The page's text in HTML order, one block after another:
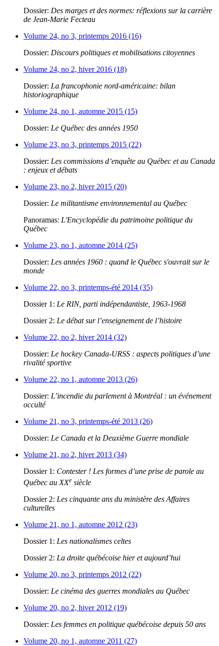
Dossier: Des marges et des normes: réflexions sur la carrière
de Jean-Marie Fecteau
Volume 24, no 3, printemps 2016 (16)
Dossier: Discours politiques et mobilisations citoyennes
Volume 24, no 2, hiver 2016 (18)
Dossier: La francophonie nord-américaine: bilan
historiographique
Volume 24, no 1, automne 2015 (15)
Dossier: Le Québec des années 1950
Volume 23, no 3, printemps 2015 (22)
Dossier: Les commissions d’enquête au Québec et au Canada
: enjeux et débats
Volume 23, no 2, hiver 2015 (20)
Dossier: Le militantisme environnemental au Québec
Panoramas: L'Encyclopédie du patrimoine politique du
Québec
Volume 23, no 1, automne 2014 (25)
Dossier: Les années 1960 : quand le Québec s'ouvrait sur le
monde
Volume 22, no 3, printemps-été 2014 (35)
Dossier 1: Le RIN, parti indépendantiste, 1963-1968
Dossier 2: Le débat sur l’enseignement de l’histoire
Volume 22, no 2, hiver 2014 (32)
Dossier: Le hockey Canada-URSS : aspects politiques d’une
rivalité sportive
Volume 22, no 1, automne 2013 (26)
Dossier: L’incendie du parlement à Montréal : un événement
occulté
Volume 21, no 3, printemps-été 2013 (26)
Dossier: Le Canada et la Deuxième Guerre mondiale
Volume 21, no 2, hiver 2013 (34)
Dossier 1: Contester ! Les formes d’une prise de parole au
Québec au XXe siècle
Dossier 2: Les cinquante ans du ministère des Affaires
culturelles
Volume 21, no 1, automne 2012 (23)
Dossier 1: Les nationalismes celtes
Dossier 2: La droite québécoise hier et aujourd’hui
Volume 20, no 3, printemps 2012 (22)
Dossier: Le cinéma des guerres mondiales au Québec
Volume 20, no 2, hiver 2012 (19)
Dossier: Les femmes en politique québécoise depuis 50 ans
Volume 20, no 1, automne 2011 (27)